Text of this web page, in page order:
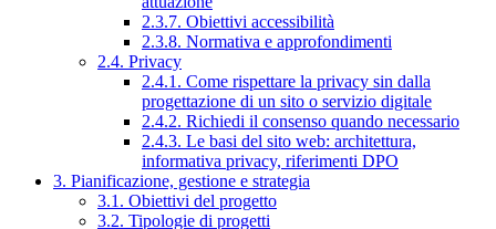
2.3.7. Obiettivi accessibilità
2.3.8. Normativa e approfondimenti
2.4. Privacy
2.4.1. Come rispettare la privacy sin dalla
progettazione di un sito o servizio digitale
2.4.2. Richiedi il consenso quando necessario
2.4.3. Le basi del sito web: architettura,
informativa privacy, riferimenti DPO
3. Pianificazione, gestione e strategia
3.1. Obiettivi del progetto
3.2. Tipologie di progetti